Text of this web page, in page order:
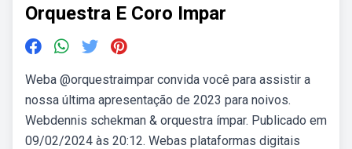
Orquestra E Coro Impar
Weba @orquestraimpar convida você para assistir a
nossa última apresentação de 2023 para noivos.
Webdennis schekman & orquestra ímpar. Publicado em
09/02/2024 às 20:12. Webas plataformas digitais